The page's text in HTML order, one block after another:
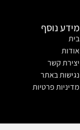
מידע נוסף
בית
אודות
יצירת קשר
נגישות באתר
מדיניות פרטיות